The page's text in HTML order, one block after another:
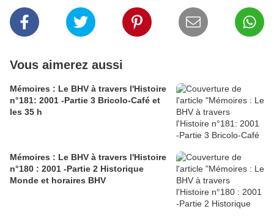
Vous aimerez aussi
Mémoires : Le BHV à travers l'Histoire
n°181: 2001 -Partie 3 Bricolo-Café et
les 35 h
Mémoires : Le BHV à travers l'Histoire
n°180 : 2001 -Partie 2 Historique
Monde et horaires BHV